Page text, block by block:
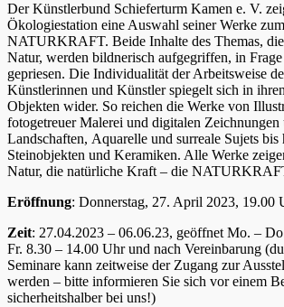
Der Künstlerbund Schieferturm Kamen e. V.
Ökologiestation eine Auswahl seiner Werke
NATURKRAFT. Beide Inhalte des Themas,
Natur, werden bildnerisch aufgegriffen, in
gepriesen. Die Individualität der Arbeitsweise
Künstlerinnen und Künstler spiegelt sich in
Objekten wider. So reichen die Werke von
fotogetreuer Malerei und digitalen Zeichnungen
Landschaften, Aquarelle und surreale Sujets bis
Steinobjekten und Keramiken. Alle Werke
Natur, die natürliche Kraft – die
Eröffnung: Donnerstag, 27. April 2023, 19.00
Zeit: 27.04.2023 – 06.06.23, geöffnet Mo. –
Fr. 8.30 – 14.00 Uhr und nach Vereinbarung
Seminare kann zeitweise der Zugang zur
werden – bitte informieren Sie sich vor einem
sicherheitshalber bei uns!)